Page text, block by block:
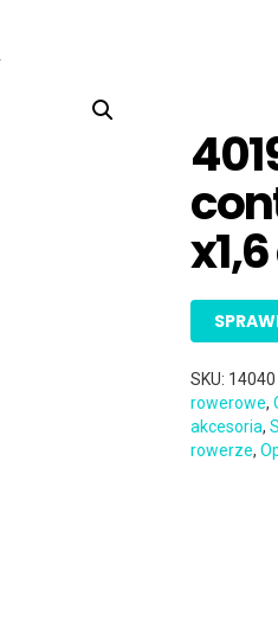
SKU: 14040
rowerowe,
akcesoria,
rowerze,